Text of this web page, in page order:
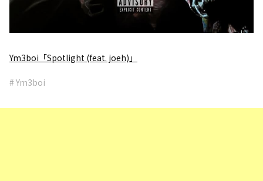
Ym3boi「Spotlight (feat. joeh)」
# Ym3boi